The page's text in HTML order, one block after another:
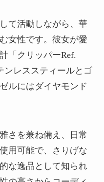
て活動しながら、華
女性です。彼女が愛
「クリッパーRef.
ンレススティールとゴ
ルにはダイヤモンド
さを兼ね備え、日常
用可能で、さりげな
な逸品として知られ